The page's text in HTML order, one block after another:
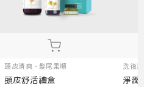
頭皮清爽 · 髮尾柔順
頭皮舒活禮盒
洗後
淨潤